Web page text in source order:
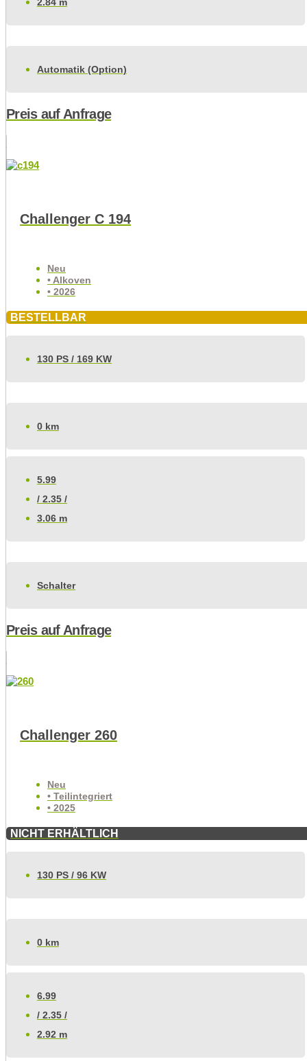
2.84 m
Automatik (Option)
Preis auf Anfrage
Challenger C 194
Neu
• Alkoven
• 2026
BESTELLBAR
130 PS / 169 KW
0 km
5.99
/ 2.35 /
3.06 m
Schalter
Preis auf Anfrage
Challenger 260
Neu
• Teilintegriert
• 2025
NICHT ERHÄLTLICH
130 PS / 96 KW
0 km
6.99
/ 2.35 /
2.92 m